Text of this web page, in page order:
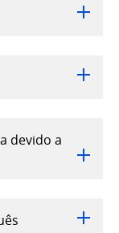
devido a